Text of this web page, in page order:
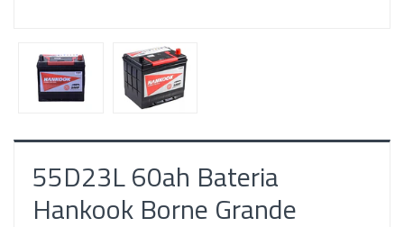
55D23L 60ah Bateria
Hankook Borne Grande